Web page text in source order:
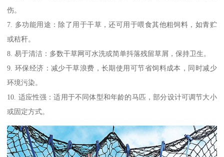
伤。
7. 多功能用途：除了用于干草，还可用于喂食其他粗饲料，如青贮
或秸秆。
8. 易于清洁：多数干草网可水洗或简单抖落残留草屑，保持卫生。
9. 环保经济：减少干草浪费，长期使用可节省饲料成本，同时减少
环境污染。
10. 适应性强：适用于不同体型和年龄的马匹，部分设计可调节大小
或固定方式。